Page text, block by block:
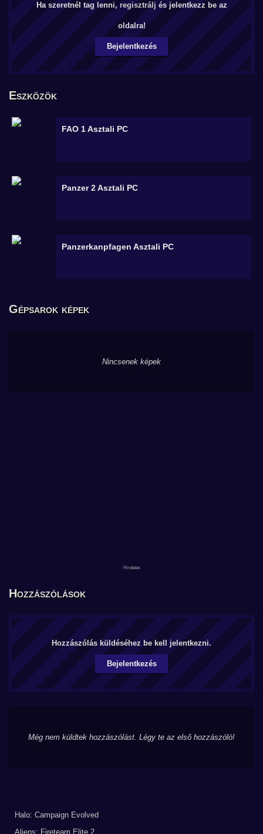
Ha szeretnél tag lenni, regisztrálj és jelentkezz be az
oldalra!
Bejelentkezés
Eszközök
FAO 1Asztali PC
Panzer 2Asztali PC
Panzerkanpfagen Asztali PC
Gépsarok képek
Nincsenek képek
Hozzászólások
Hozzászólás küldéséhez be kell jelentkezni.
Bejelentkezés
Még nem küldtek hozzászólást. Légy te az első hozzászóló!
Halo: Campaign Evolved
Aliens: Fireteam Elite 2